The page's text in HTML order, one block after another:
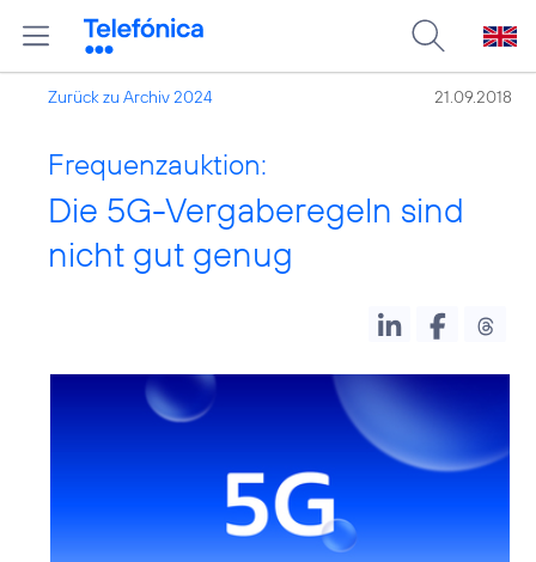
Zurück zu Archiv 2024 21.09.2018
Frequenzauktion:
Die 5G-Vergaberegeln sind
nicht gut genug